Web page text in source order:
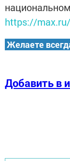
https://
Желаете
Добавить в